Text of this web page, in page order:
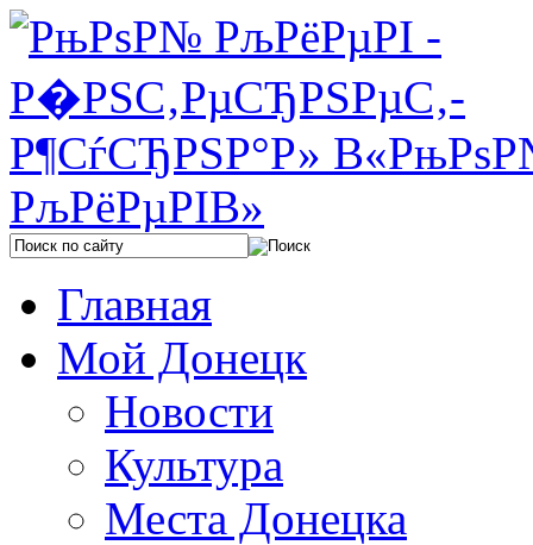
Главная
Мой Донецк
Новости
Культура
Места Донецка